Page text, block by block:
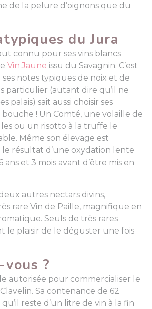
de la pelure d’oignons que du
du Jura
connu pour ses vins blancs
Vin Jaune issu du Savagnin. C’est
notes typiques de noix et de
particulier (autant dire qu’il ne
palais) sait aussi choisir ses
! Un Comté, une volaille de
ou un risotto à la truffe le
Même son élevage est
le résultat d’une oxydation lente
ans et 3 mois avant d’être mis en
autres nectars divins,
rare Vin de Paille, magnifique en
Seuls de très rares
le plaisir de le déguster une fois
vous ?
autorisée pour commercialiser le
Sa contenance de 62
reste d’un litre de vin à la fin